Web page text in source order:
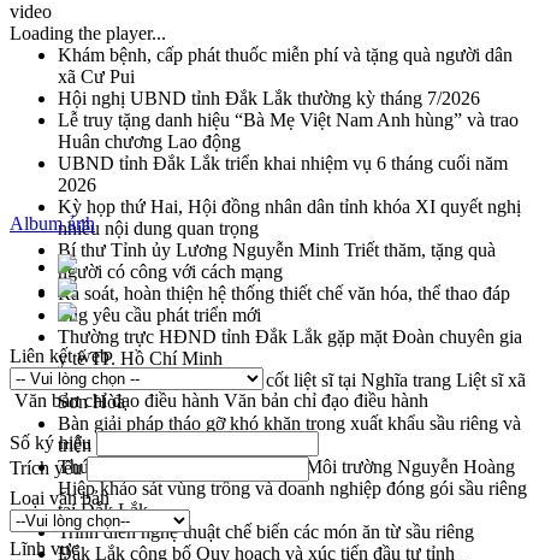
video
Loading the player...
Khám bệnh, cấp phát thuốc miễn phí và tặng quà người dân
xã Cư Pui
Hội nghị UBND tỉnh Đắk Lắk thường kỳ tháng 7/2026
Lễ truy tặng danh hiệu “Bà Mẹ Việt Nam Anh hùng” và trao
Huân chương Lao động
UBND tỉnh Đắk Lắk triển khai nhiệm vụ 6 tháng cuối năm
2026
Kỳ họp thứ Hai, Hội đồng nhân dân tỉnh khóa XI quyết nghị
nhiều nội dung quan trọng
Bí thư Tỉnh ủy Lương Nguyễn Minh Triết thăm, tặng quà
người có công với cách mạng
Rà soát, hoàn thiện hệ thống thiết chế văn hóa, thể thao đáp
ứng yêu cầu phát triển mới
Thường trực HĐND tỉnh Đắk Lắk gặp mặt Đoàn chuyên gia
y tế TP. Hồ Chí Minh
Lễ truy điệu và an táng hài cốt liệt sĩ tại Nghĩa trang Liệt sĩ xã
Sơn Hòa
Bàn giải pháp tháo gỡ khó khăn trong xuất khẩu sầu riêng và
triển khai quy định EUDR
Thứ trưởng Bộ Nông nghiệp và Môi trường Nguyễn Hoàng
Hiệp khảo sát vùng trồng và doanh nghiệp đóng gói sầu riêng
tại Đắk Lắk
Trình diễn nghệ thuật chế biến các món ăn từ sầu riêng
Đắk Lắk công bố Quy hoạch và xúc tiến đầu tư tỉnh
Album ảnh
Liên kết web
Văn bản chỉ đạo điều hành Văn bản chỉ đạo điều hành
Số ký hiệu
Trích yếu
Loại văn bản
Lĩnh vực